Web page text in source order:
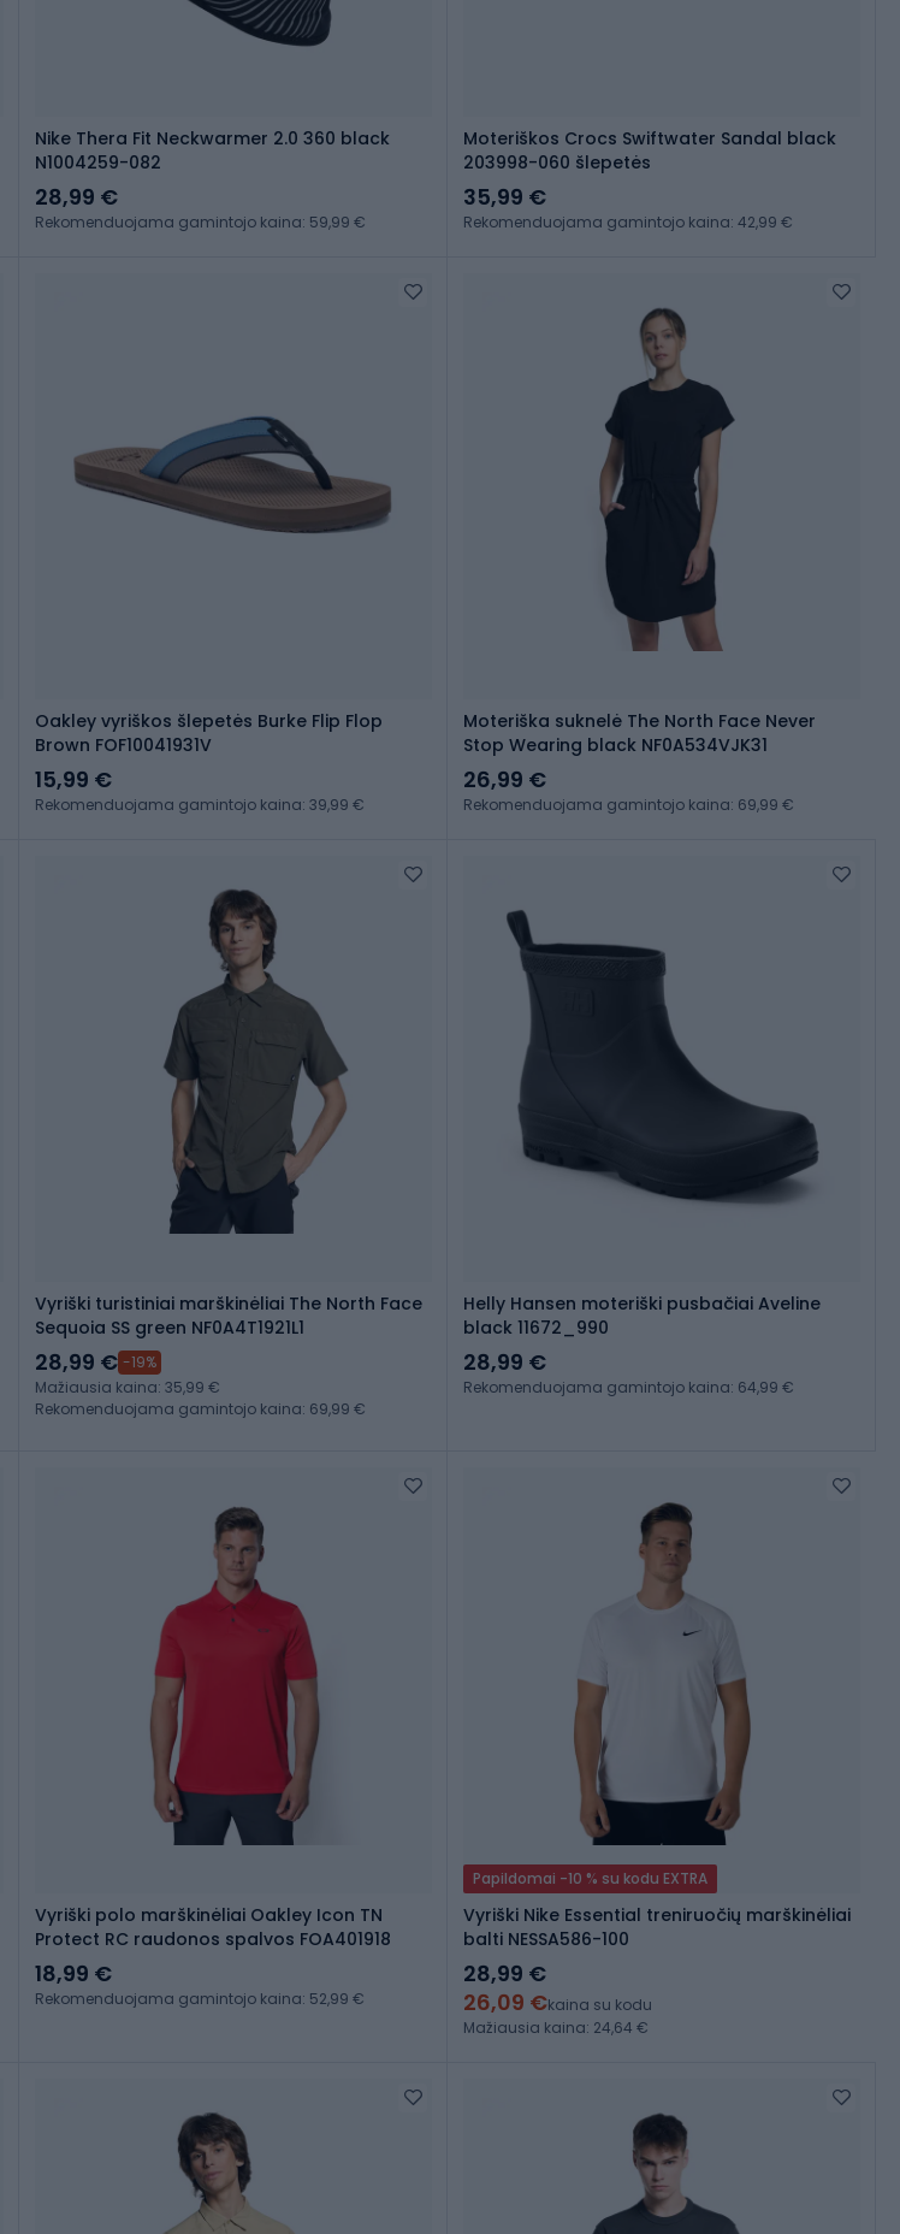
Nike Thera Fit Neckwarmer 2.0 360 black
N1004259-082
28,99 €
Rekomenduojama gamintojo kaina: 59,99 €
Moteriškos Crocs Swiftwater Sandal black
203998-060 šlepetės
35,99 €
Rekomenduojama gamintojo kaina: 42,99 €
Oakley vyriškos šlepetės Burke Flip Flop
Brown FOF10041931V
15,99 €
Rekomenduojama gamintojo kaina: 39,99 €
Moteriška suknelė The North Face Never
Stop Wearing black NF0A534VJK31
26,99 €
Rekomenduojama gamintojo kaina: 69,99 €
Vyriški turistiniai marškinėliai The North Face
Sequoia SS green NF0A4T1921L1
28,99 € -19%
Mažiausia kaina: 35,99 €
Rekomenduojama gamintojo kaina: 69,99 €
Helly Hansen moteriški pusbačiai Aveline
black 11672_990
28,99 €
Rekomenduojama gamintojo kaina: 64,99 €
Vyriški polo marškinėliai Oakley Icon TN
Protect RC raudonos spalvos FOA401918
18,99 €
Rekomenduojama gamintojo kaina: 52,99 €
Papildomai -10 % su kodu EXTRA
Vyriški Nike Essential treniruočių marškinėliai
balti NESSA586-100
28,99 €
26,09 €kaina su kodu
Mažiausia kaina: 24,64 €